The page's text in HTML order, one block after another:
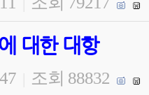
대한 대항
조회 88832